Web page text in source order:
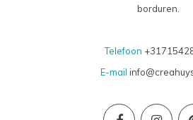
borduren.
Telefoon
E-mail